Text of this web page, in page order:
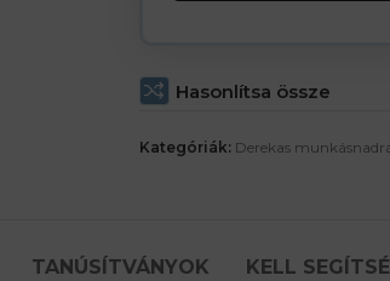
Hasonlítsa össze
Kategóriák: Derekas
TANÚSÍTVÁNYOK KELL